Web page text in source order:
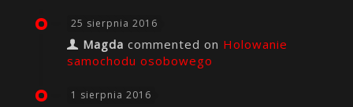
25 sierpnia 2016
Magda commented on Holowanie
samochodu osobowego
1 sierpnia 2016